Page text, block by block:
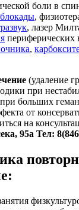
боли в
,
, лазер
периферических
,
(удаление
при
при больших
от
на
95а Тел: